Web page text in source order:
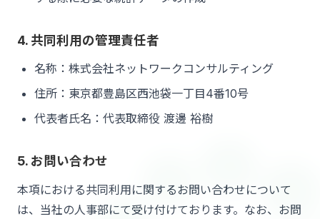
4. 共同利用の管理責任者
名称：株式会社ネットワークコンサルティング
住所：東京都豊島区西池袋一丁目4番10号
代表者氏名：代表取締役 渡邊 裕樹
5. お問い合わせ
本項における共同利用に関するお問い合わせについて
は、当社の人事部にて受け付けております。なお、お問